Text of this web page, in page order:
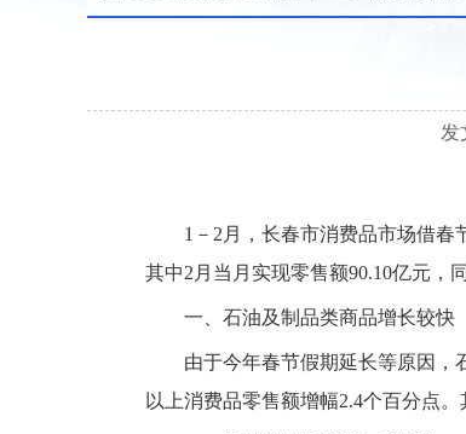
发
1－2月，长春市消费品市场借春
其中2月当月实现零售额90.10亿元，
一、石油及制品类商品增长较快
由于今年春节假期延长等原因，
以上消费品零售额增幅2.4个百分点。